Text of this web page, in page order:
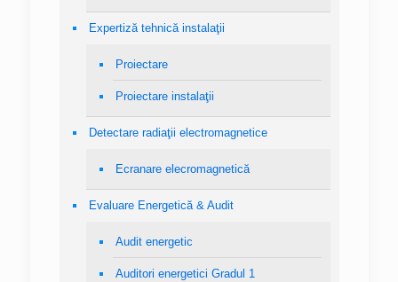
Expertiză tehnică instalaţii
Proiectare
Proiectare instalaţii
Detectare radiaţii electromagnetice
Ecranare elecromagnetică
Evaluare Energetică & Audit
Audit energetic
Auditori energetici Gradul 1